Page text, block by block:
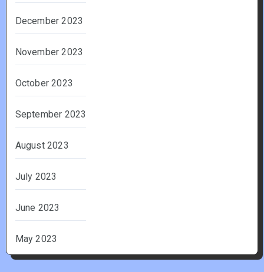
December 2023
November 2023
October 2023
September 2023
August 2023
July 2023
June 2023
May 2023